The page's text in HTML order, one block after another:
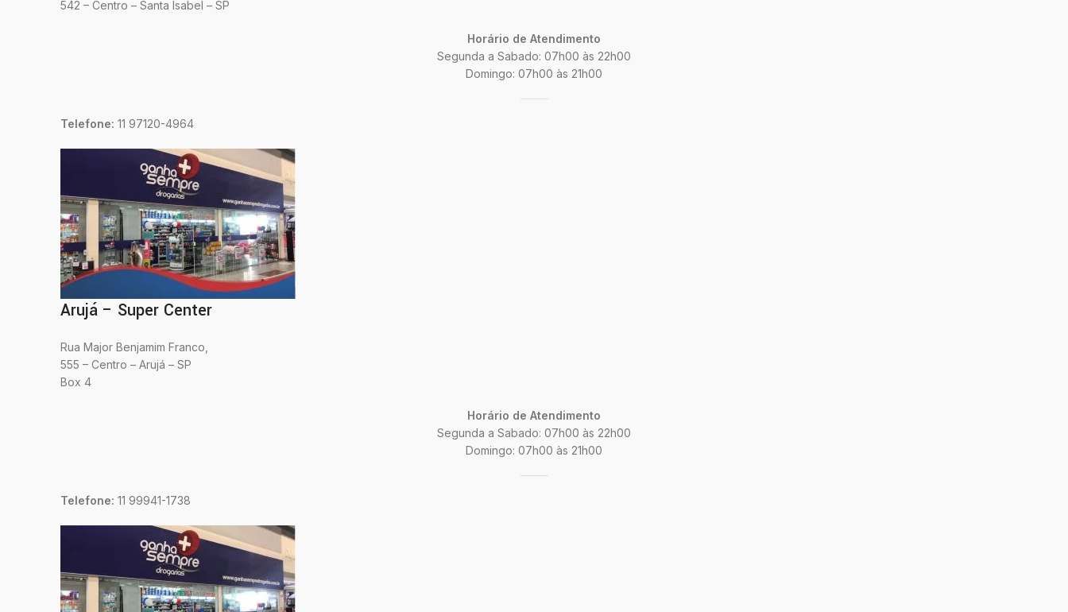
542 – Centro – Santa Isabel – SP
Horário de Atendimento
Segunda a Sabado: 07h00 às 22h00
Domingo: 07h00 às 21h00
Telefone: 11 97120-4964
Arujá – Super Center
Rua Major Benjamim Franco,
555 – Centro – Arujá – SP
Box 4
Horário de Atendimento
Segunda a Sabado: 07h00 às 22h00
Domingo: 07h00 às 21h00
Telefone: 11 99941-1738